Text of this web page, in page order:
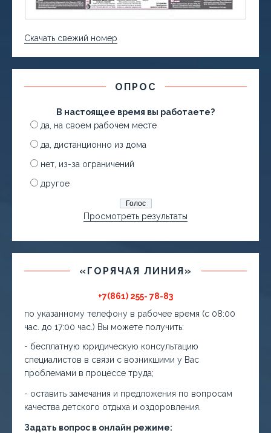
Скачать свежий номер
ОПРОС
В настоящее время вы работаете?
да, на своем рабочем месте
да, дистанционно из дома
нет, из-за ограничений
другое
Просмотреть результаты
«ГОРЯЧАЯ ЛИНИЯ»
+7(861) 255- 78-83
по указанному телефону в рабочее время (с 08:00
час. до 17:00 час.) Вы можете получить:
- бесплатную юридическую консультацию
специалистов в связи с возникшими у Вас
проблемами в процессе труда;
- оставить замечания и предложения по вопросам
качества детского отдыха и оздоровления.
Задать вопрос в онлайн режиме: